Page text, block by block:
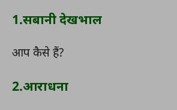
1.सबानी देखभाल
आप कैसे हैं?
2.आराधना